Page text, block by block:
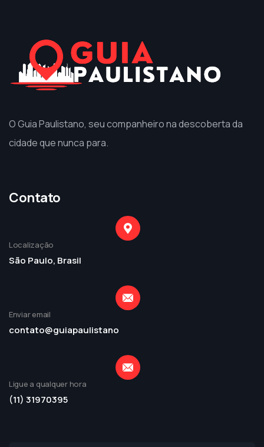
O Guia Paulistano, seu companheiro na descoberta da
cidade que nunca para.
Contato
Localização
São Paulo, Brasil
Enviar email
contato@guiapaulistano
Ligue a qualquer hora
(11) 31970395